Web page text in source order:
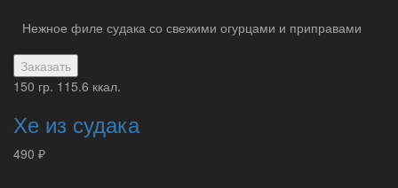
Нежное филе судака со свежими огурцами и приправами
Заказать
150 гр. 115.6 ккал.
Хе из судака
490 ₽